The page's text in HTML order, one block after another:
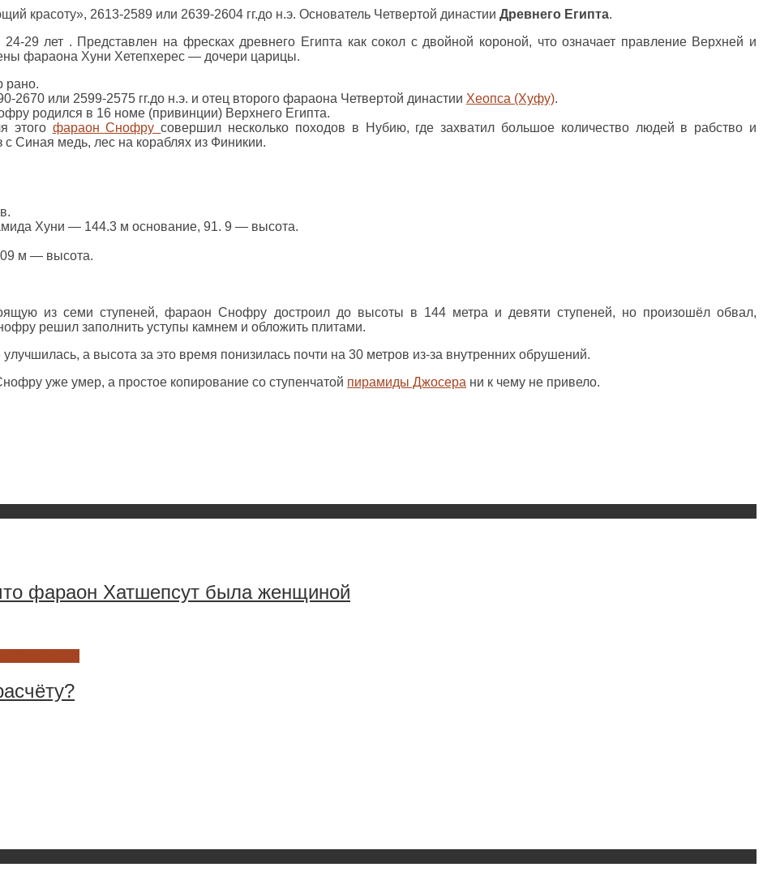
красоту», 2613-2589 или 2639-2604 гг.до н.э. Основатель Четвертой династии Древнего Египта.
29 лет . Представлен на фресках древнего Египта как сокол с двойной короной, что означает правление Верхней и
фараона Хуни Хетепхерес — дочери царицы.
рано.
2670 или 2599-2575 гг.до н.э. и отец второго фараона Четвертой династии Хеопса (Хуфу).
родился в 16 номе (привинции) Верхнего Египта.
этого фараон Снофрусовершил несколько походов в Нубию, где захватил большое количество людей в рабство и
Синая медь, лес на кораблях из Финикии.
Хуни — 144.3 м основание, 91. 9 — высота.
м — высота.
из семи ступеней, фараон Снофру достроил до высоты в 144 метра и девяти ступеней, но произошёл обвал,
решил заполнить уступы камнем и обложить плитами.
а высота за это время понизилась почти на 30 метров из-за внутренних обрушений.
уже умер, а простое копирование со ступенчатой пирамиды Джосера ни к чему не привело.
фараон Хатшепсут была женщиной